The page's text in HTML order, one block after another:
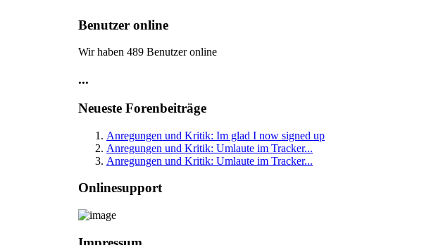
Benutzer online
Wir haben 489 Benutzer online
...
Neueste Forenbeiträge
Anregungen und Kritik: Im glad I now signed up
Anregungen und Kritik: Umlaute im Tracker...
Anregungen und Kritik: Umlaute im Tracker...
Onlinesupport